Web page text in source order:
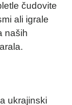
čudovite
ali igrale
naših
ukrajinski